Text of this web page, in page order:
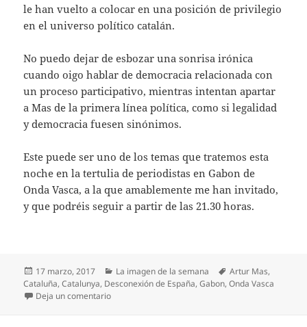
le han vuelto a colocar en una posición de privilegio
en el universo político catalán.
No puedo dejar de esbozar una sonrisa irónica
cuando oigo hablar de democracia relacionada con
un proceso participativo, mientras intentan apartar
a Mas de la primera línea política, como si legalidad
y democracia fuesen sinónimos.
Este puede ser uno de los temas que tratemos esta
noche en la tertulia de periodistas en Gabon de
Onda Vasca, a la que amablemente me han invitado,
y que podréis seguir a partir de las 21.30 horas.
Publicado
el
17 marzo, 2017 Categorías
La imagen de la semana Etiquetas
Artur Mas,
Cataluña,Catalunya, Desconexión de España,Gabon,Onda Vasca
Deja un comentarioen La imagen de la semana: El laberinto catalán